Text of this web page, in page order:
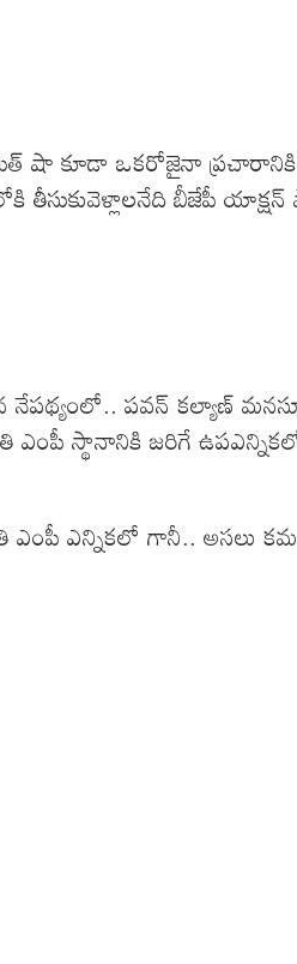
అమిత్ షా కూడా ఒకరోజైనా
బీజేపీ యాక్షన్
పవన్ కల్యాణ్
ఎంపీ స్థానానికి జరిగే
ఎన్నికలో గానీ.. అసలు